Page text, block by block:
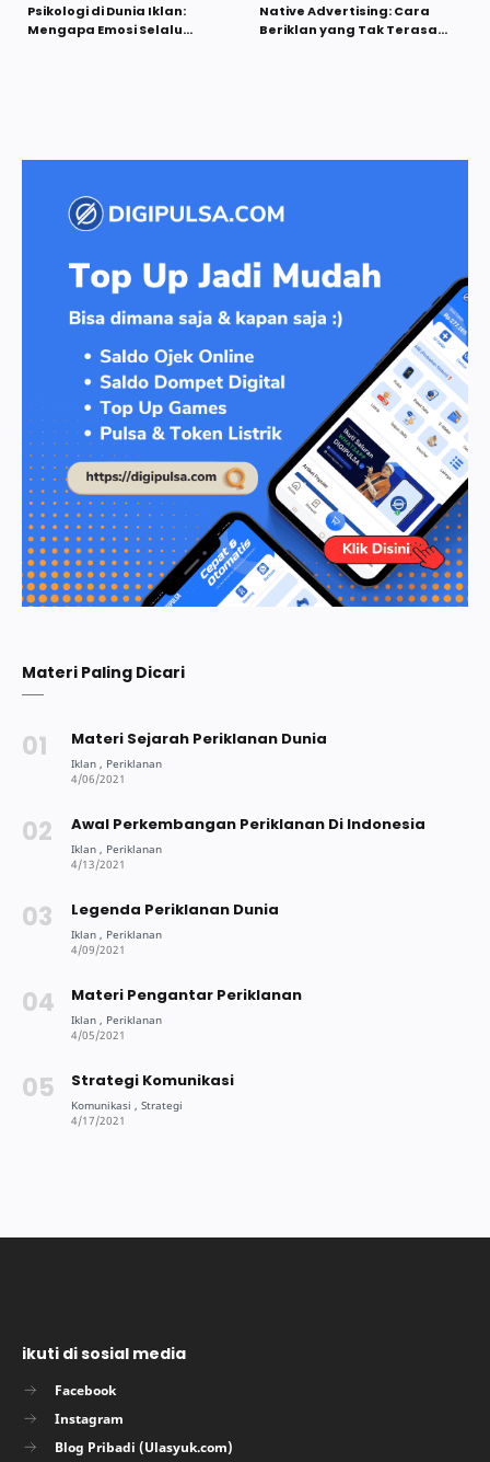
Psikologi di Dunia Iklan:
Mengapa Emosi Selalu
Native Advertising: Cara
Beriklan yang Tak Terasa
Materi Paling Dicari
Materi Sejarah Periklanan Dunia
Awal Perkembangan Periklanan Di Indonesia
Legenda Periklanan Dunia
Materi Pengantar Periklanan
Strategi Komunikasi
ikuti di sosial media
Facebook
Instagram
Blog Pribadi (Ulasyuk.com)